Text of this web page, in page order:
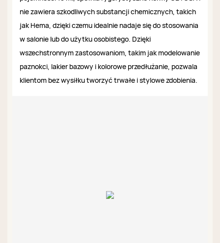
nie zawiera szkodliwych substancji chemicznych, takich
jak Hema, dzięki czemu idealnie nadaje się do stosowania
w salonie lub do użytku osobistego. Dzięki
wszechstronnym zastosowaniom, takim jak modelowanie
paznokci, lakier bazowy i kolorowe przedłużanie, pozwala
klientom bez wysiłku tworzyć trwałe i stylowe zdobienia.